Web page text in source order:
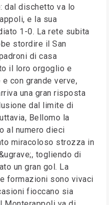
dal dischetto va lo
e la sua
1-0. La rete subita
stordire il San
di casa
il loro orgoglio e
con grande verve,
una gran risposta
dal limite di
Bellomo la
al numero dieci
miracoloso strozza in
togliendo di
un gran gol. La
formazioni sono vivaci
fioccano sia